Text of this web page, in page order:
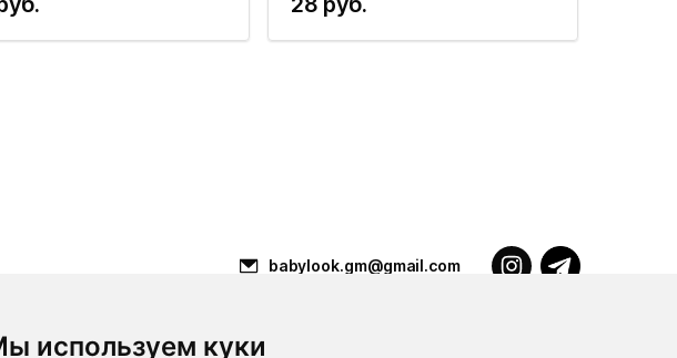
используем куки
babylook.gm@gmail.com